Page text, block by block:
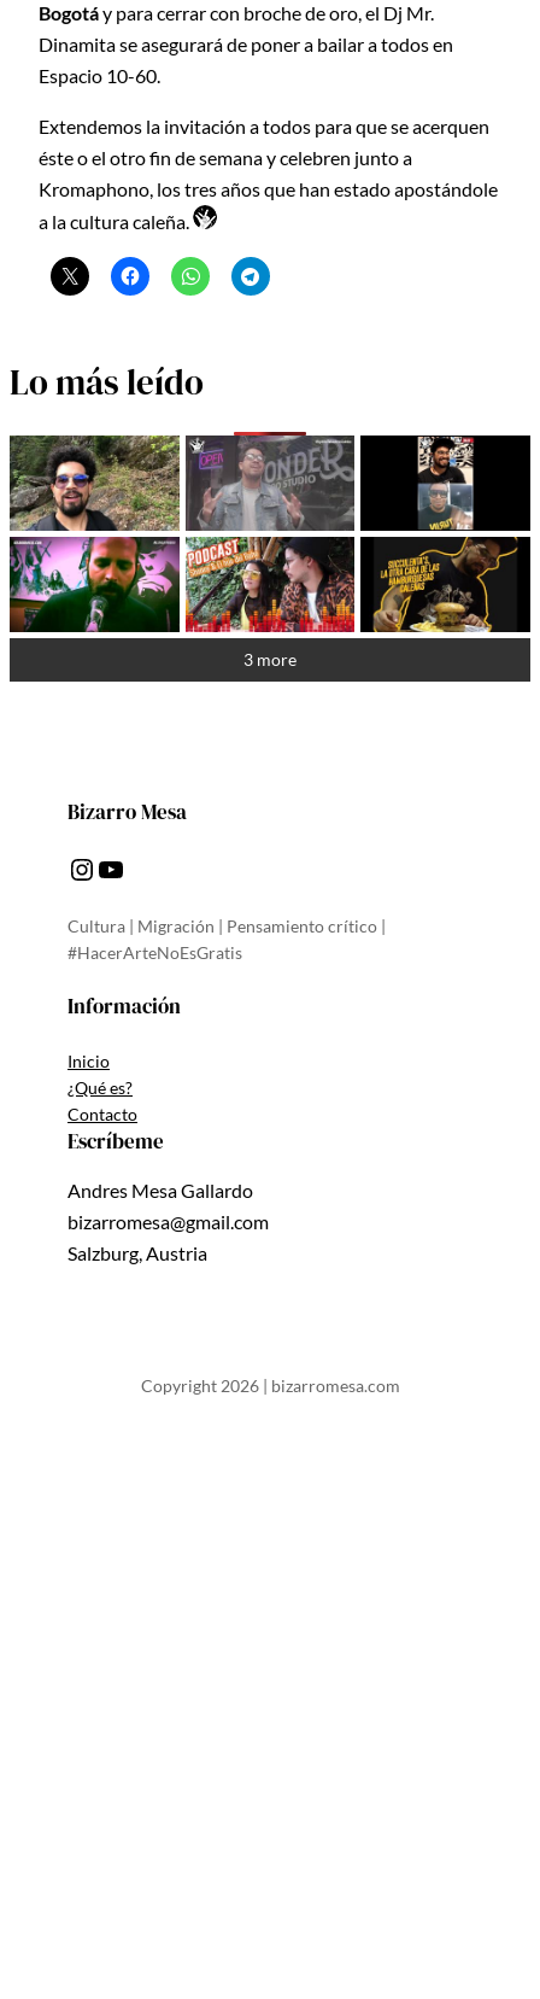
Bogotáy para cerrar con broche de oro, el Dj Mr.
Dinamita se asegurará de poner a bailar a todos en
Espacio 10-60.
Extendemos la invitación a todos para que se acerquen
éste o el otro fin de semana y celebren junto a
Kromaphono, los tres años que han estado apostándole
a la cultura caleña.
Lo más leído
3 more
Bizarro Mesa
Instagram YouTube
Cultura | Migración | Pensamiento crítico |
#HacerArteNoEsGratis
Información
Inicio
¿Qué es?
Contacto
Escríbeme
Andres Mesa Gallardo
bizarromesa@gmail.com
Salzburg, Austria
Copyright 2026 | bizarromesa.com